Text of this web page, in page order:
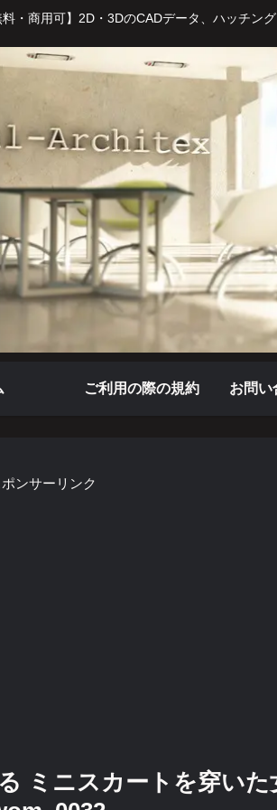
料・商用可】2D・3DのCADデータ、ハッチン
ご利用の際の規約 お問い
ポンサーリンク
ミニスカートを穿いた